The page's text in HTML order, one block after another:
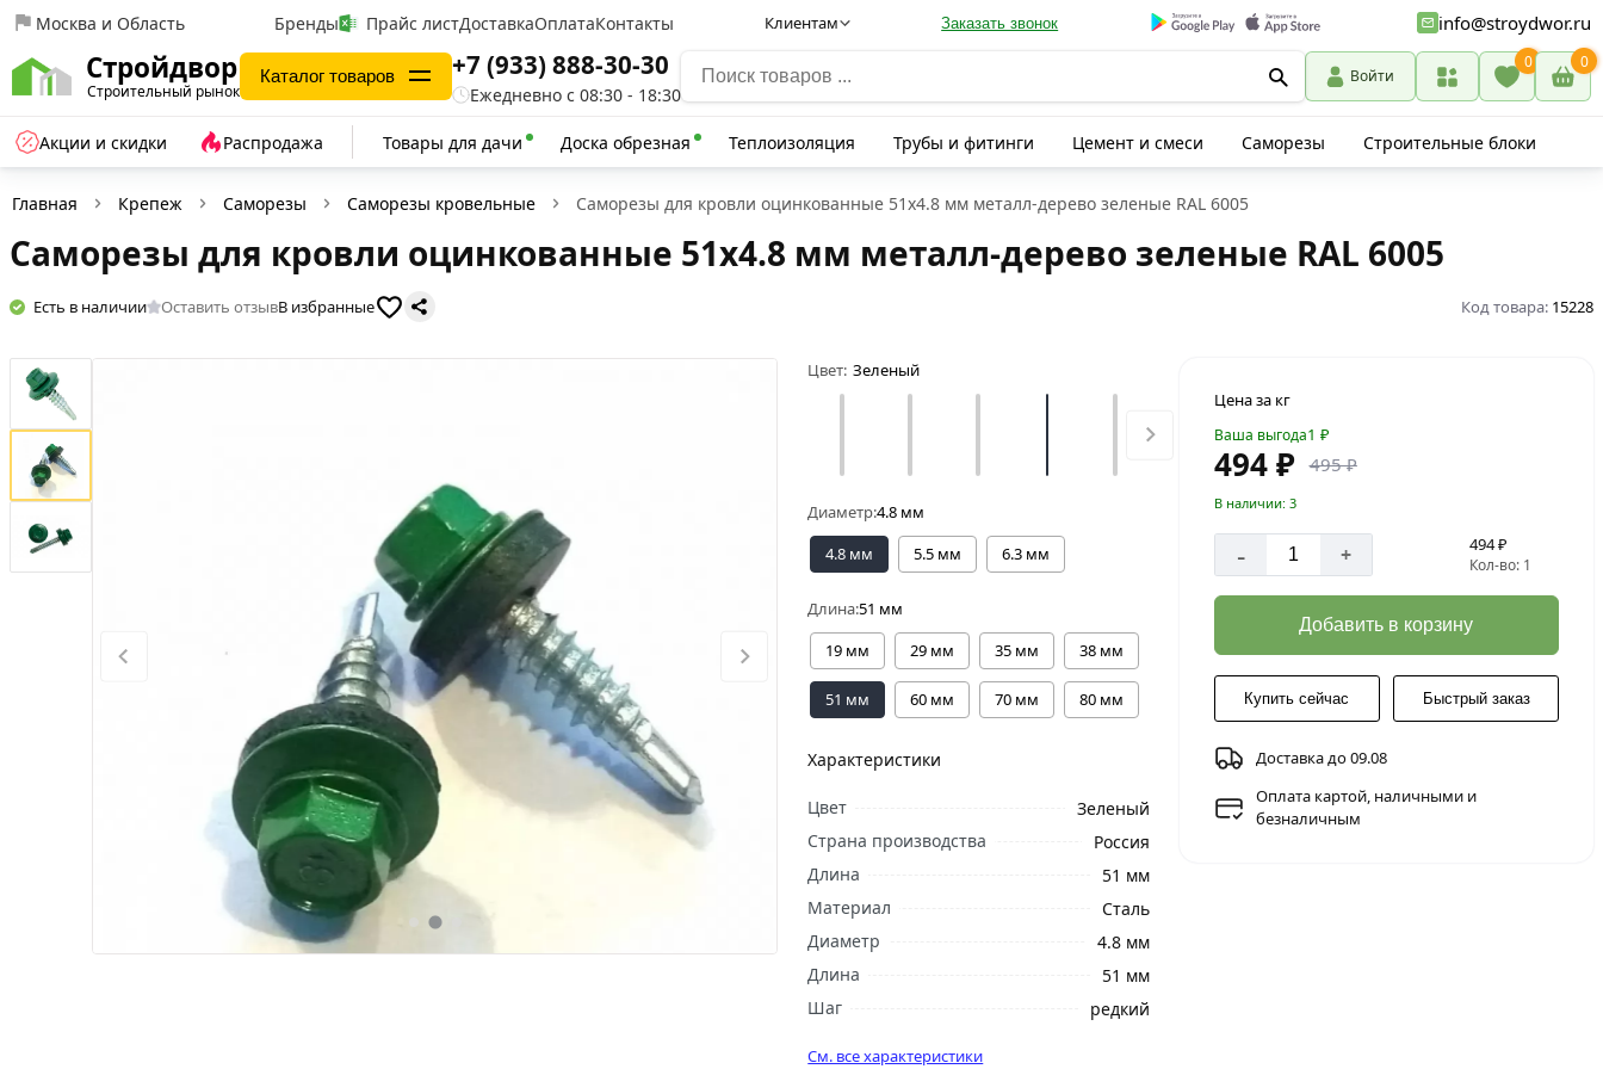
Москва и Область Бренды Прайс листДоставкаОплатаКонтакты Клиентам Заказать звонок info@stroydwor.ru
Стройдвор
Строительный рынок
Каталог товаров +7 (933) 888-30-30
Ежедневно с 08:30 - 18:30
Войти
0 0
Акции и скидки Распродажа Товары для дачи Доска обрезная Теплоизоляция Трубы и фитинги Цемент и смеси Саморезы Строительные блоки
Главная Крепеж Саморезы Саморезы кровельные Саморезы для кровли оцинкованные 51х4.8 мм металл-дерево зеленые RAL 6005
Саморезы для кровли оцинкованные 51х4.8 мм металл-дерево зеленые RAL 6005
Есть в наличии Оставить отзывВ избранные Код товара: 15228
Цвет: Зеленый
Диаметр:4.8 мм
4.8 мм
5.5 мм 6.3 мм
Длина:51 мм
19 мм
29 мм 35 мм 38 мм
51 мм 60 мм 70 мм 80 мм
Характеристики
Цвет
Зеленый
Страна производства
Россия
Длина
51 мм
Материал
Сталь
Диаметр
4.8 мм
Длина
51 мм
Шаг
редкий
См. все характеристики
Цена за кг
Ваша выгода1 ₽
494 ₽ 495 ₽
В наличии: 3
- + 494 ₽
Кол-во: 1
Добавить в корзину
Купить сейчас Быстрый заказ
Доставка до 09.08
Оплата картой, наличными и
безналичным